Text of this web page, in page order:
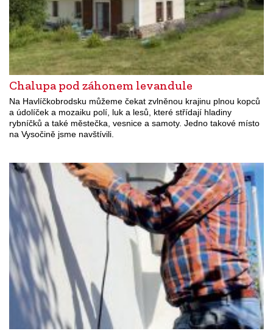
Chalupa pod záhonem levandule
Na Havlíčkobrodsku můžeme čekat zvlněnou krajinu plnou kopců
a údolíček a mozaiku polí, luk a lesů, které střídají hladiny
rybníčků a také městečka, vesnice a samoty. Jedno takové místo
na Vysočině jsme navštívili.